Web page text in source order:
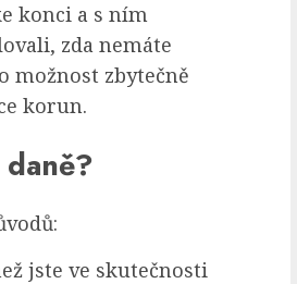
konci a s ním
zda nemáte
možnost zbytečně
korun.
jste ve skutečnosti